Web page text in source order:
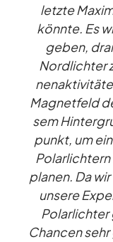
letzte
könnte. Es
ge­ben,
Nord­lich­ter
Ma­gnet­feld
sem
punkt, um
Po­lar­lich­tern
pla­nen. Da
un­sere
Po­lar­lich­ter
Chan­cen